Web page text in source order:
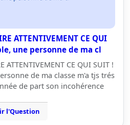
ATTENTIVEMENT CE QUI
une personne de ma cl
ATTENTIVEMENT CE QUI SUIT !
de ma classe m'a tjs trés
de part son incohérence
l'Question